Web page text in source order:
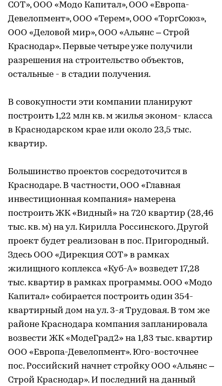
СОТ», ООО «Модо Капитал», ООО «Европа-
Девелопмент», ООО «Терем», ООО «ТоргСоюз»,
ООО «Деловой мир», ООО «Альянс – Строй
Краснодар». Первые четыре уже получили
разрешения на строительство объектов,
остальные - в стадии получения.
В совокупности эти компании планируют
построить 1,22 млн кв. м жилья эконом- класса
в Краснодарском крае или около 23,5 тыс.
квартир.
Большинство проектов сосредоточится в
Краснодаре. В частности, ООО «Главная
инвестиционная компания» намерена
построить ЖК «Видный» на 720 квартир (28,46
тыс. кв. м) на ул. Кирилла Россинского. Другой
проект будет реализован в пос. Пригородный.
Здесь ООО «Дирекция СОТ» в рамках
жилищного коплекса «Куб-А» возведет 17,28
тыс. квартир в рамках программы. ООО «Модо
Капитал» собирается построить один 354-
квартирный дом на ул. 3-я Трудовая. В том же
районе Краснодара компания запланировала
возвести ЖК «МодеГрад2» на 1,83 тыс. квартир
ООО «Европа-Девелопмент». Юго-восточнее
пос. Российский начнет стройку ООО «Альянс –
Строй Краснодар». И последний на данный